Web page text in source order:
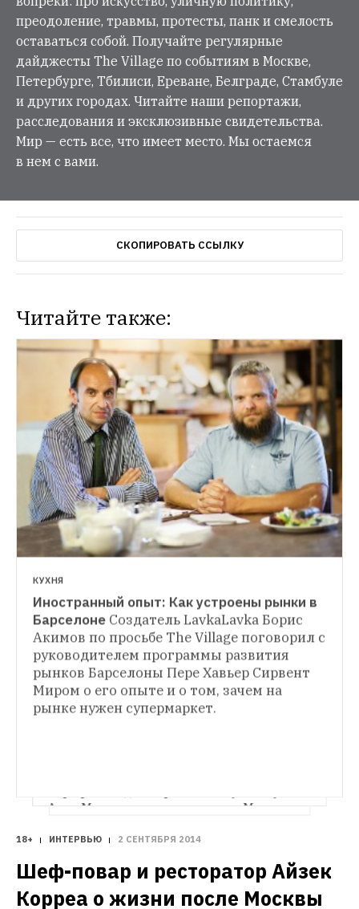
преодоление, травмы, протесты, панк и смелость
оставаться собой. Получайте регулярные
дайджесты The Village по событиям в Москве,
Петербурге, Тбилиси, Ереване, Белграде, Стамбуле
и других городах. Читайте наши репортажи,
расследования и эксклюзивные свидетельства.
Мир — есть все, что имеет место. Мы остаемся
в нем с вами.
СКОПИРОВАТЬ ССЫЛКУ
Читайте также:
НОВОЕ МЕСТО
Кафе BabettaАнна Масловская о новом
типе московской столовой — пицце
и пасте вперемешку с советским
наследием в современном интерьере
на американский манер
ИНТЕРВЬЮ
Анна Масловская поговорила с Максимом
его настоящем и прошлом
КУХНЯ
Иностранный опыт: Как устроены рынки в
Барселоне Cоздатель LavkaLavka Борис
Акимов по просьбе The Village поговорил с
руководителем программы развития
рынков Барселоны Пере Хавьер Сирвент
Миром о его опыте и о том, зачем на
рынке нужен супермаркет.
18+ ИНТЕРВЬЮ 2 СЕНТЯБРЯ 2014
Шеф-повар и ресторатор Айзек
Корреа о жизни после Москвы